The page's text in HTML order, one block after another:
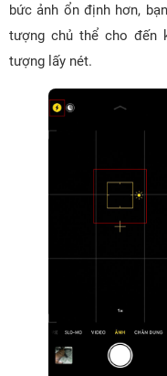
bức ảnh ổn định hơn,
tượng chủ thể cho đến
tượng lấy nét.